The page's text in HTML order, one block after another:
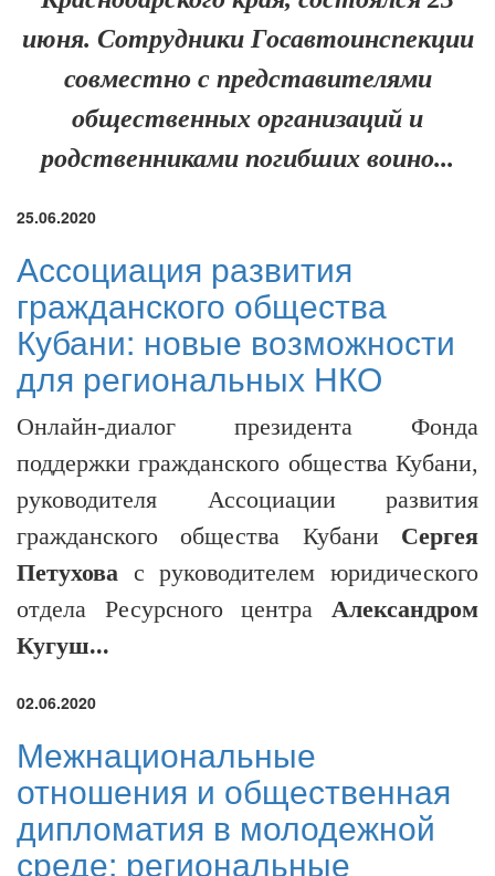
июня. Сотрудники Госавтоинспекции
совместно с представителями
общественных организаций и
родственниками погибших воино...
25.06.2020
Ассоциация развития
гражданского общества
Кубани: новые возможности
для региональных НКО
Онлайн-диалог президента Фонда
поддержки гражданского общества Кубани,
руководителя Ассоциации развития
гражданского общества Кубани Сергея
Петухова с руководителем юридического
отдела Ресурсного центра Александром
Кугуш...
02.06.2020
Межнациональные
отношения и общественная
дипломатия в молодежной
среде: региональные